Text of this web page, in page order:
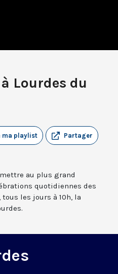
Lourdes du
Partager
ma playlist
au plus grand
quotidiennes des
les jours à 10h, la